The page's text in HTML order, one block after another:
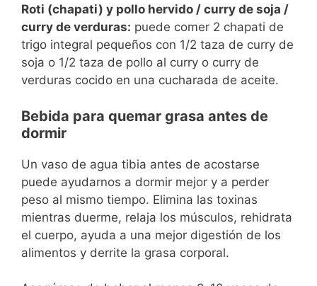
Roti (chapati) y pollo hervido / curry de soja /
curry de verduras: puede comer 2 chapati de
trigo integral pequeños con 1/2 taza de curry de
soja o 1/2 taza de pollo al curry o curry de
verduras cocido en una cucharada de aceite.
Bebida para quemar grasa antes de
dormir
Un vaso de agua tibia antes de acostarse
puede ayudarnos a dormir mejor y a perder
peso al mismo tiempo. Elimina las toxinas
mientras duerme, relaja los músculos, rehidrata
el cuerpo, ayuda a una mejor digestión de los
alimentos y derrite la grasa corporal.